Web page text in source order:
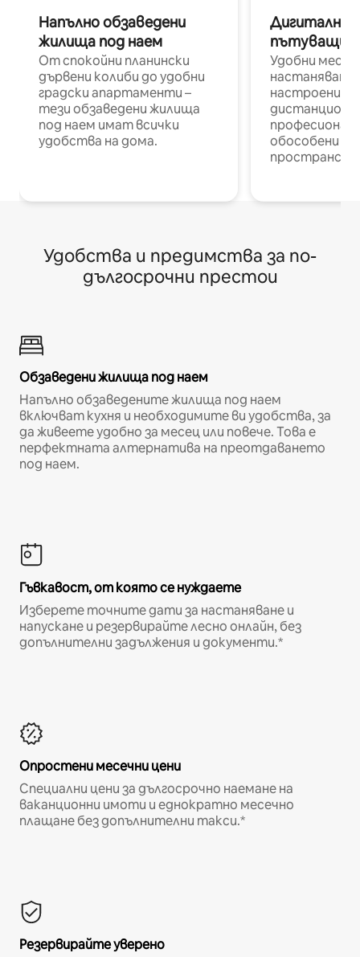
Напълно обзаведени
жилища под наем
От спокойни планински
дървени колиби до удобни
градски апартаменти –
тези обзаведени жилища
под наем имат всички
удобства на дома.
Дигитални
пътуващи
Удобни
настаняване
настроени и
обособени
Удобства и предимства за по-
дългосрочни престои
Обзаведени жилища под наем
Напълно обзаведените жилища под наем
включват кухня и необходимите ви удобства, за
да живеете удобно за месец или повече. Това е
перфектната алтернатива на преотдаването
под наем.
Гъвкавост, от която се нуждаете
Изберете точните дати за настаняване и
напускане и резервирайте лесно онлайн, без
допълнителни задължения и документи.*
Опростени месечни цени
Специални цени за дългосрочно наемане на
ваканционни имоти и еднократно месечно
плащане без допълнителни такси.*
Резервирайте уверено